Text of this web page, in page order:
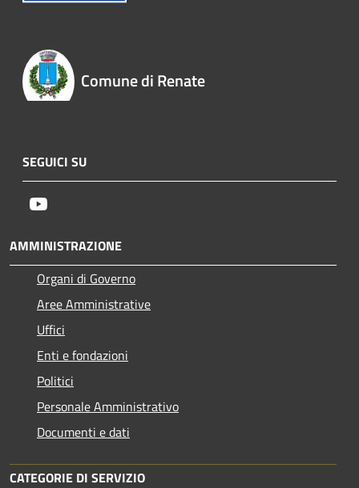
Comune di Renate
SEGUICI SU
AMMINISTRAZIONE
Organi di Governo
Aree Amministrative
Uffici
Enti e fondazioni
Politici
Personale Amministrativo
Documenti e dati
CATEGORIE DI SERVIZIO